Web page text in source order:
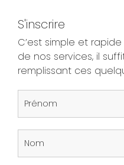
S'inscrire
C’est simple et
de nos services, il
remplissant ces